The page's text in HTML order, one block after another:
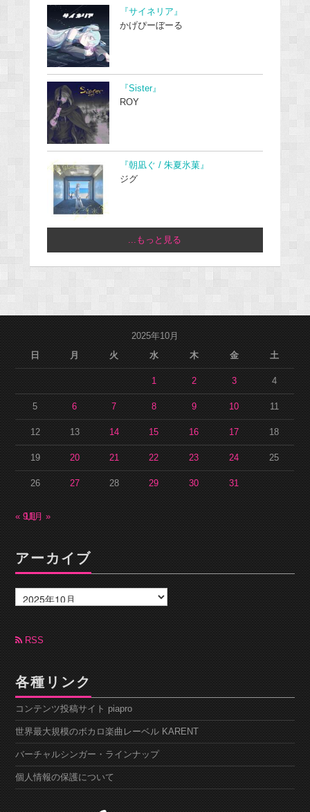
『サイネリア』
かげぴーぼーる
『Sister』
ROY
『朝凪ぐ / 朱夏氷菓』
ジグ
...もっと見る
2025年10月
日
月 火 水 木 金 土
1 2 3 4
5 6 7 8 9 10 11
12 13 14 15 16 17 18
19 20 21 22 23 24 25
26 27 28 29 30 31
« 9月
11月 »
アーカイブ
ー
カ
ブ RSS
各種リンク
コンテンツ投稿サイト piapro
世界最大規模のボカロ楽曲レーベル KARENT
バーチャルシンガー・ラインナップ
個人情報の保護について